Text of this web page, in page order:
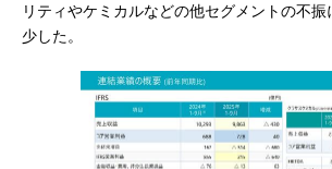
リティやケミカルなどの他セグメントの不
少した。